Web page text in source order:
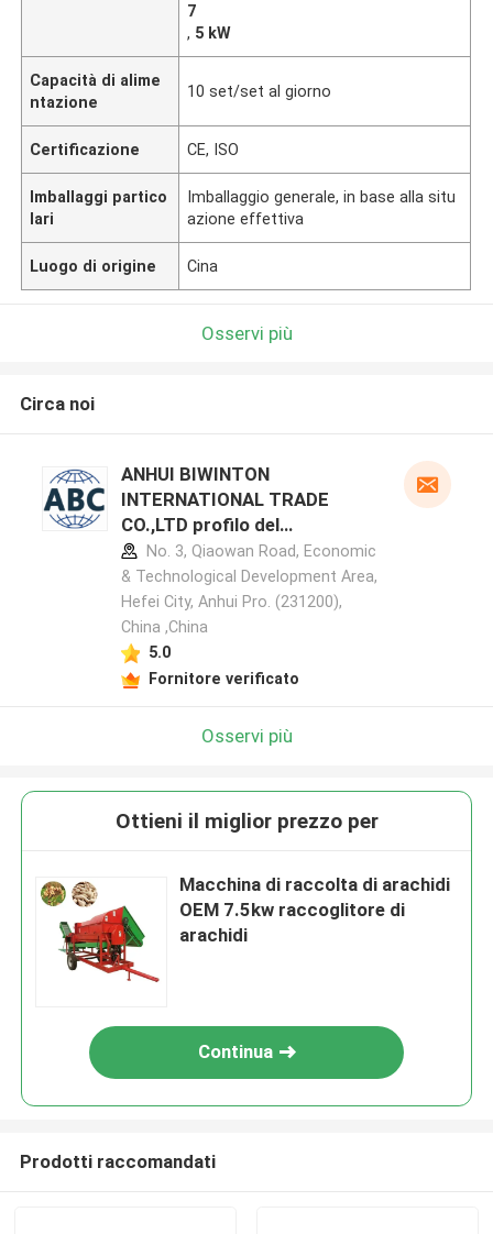
7
, 5 kW
Capacità di alime
ntazione
10 set/set al giorno
Certificazione CE, ISO
Imballaggi partico
lari
Imballaggio generale, in base alla situ
azione effettiva
Luogo di origine Cina
Osservi più
Circa noi
ANHUI BIWINTON
INTERNATIONAL TRADE
CO.,LTD profilo del
produttore
No. 3, Qiaowan Road, Economic
& Technological Development Area,
Hefei City, Anhui Pro. (231200),
China ,China
5.0
Fornitore verificato
Osservi più
Ottieni il miglior prezzo per
Macchina di raccolta di arachidi
OEM 7.5kw raccoglitore di
arachidi
Continua
Prodotti raccomandati